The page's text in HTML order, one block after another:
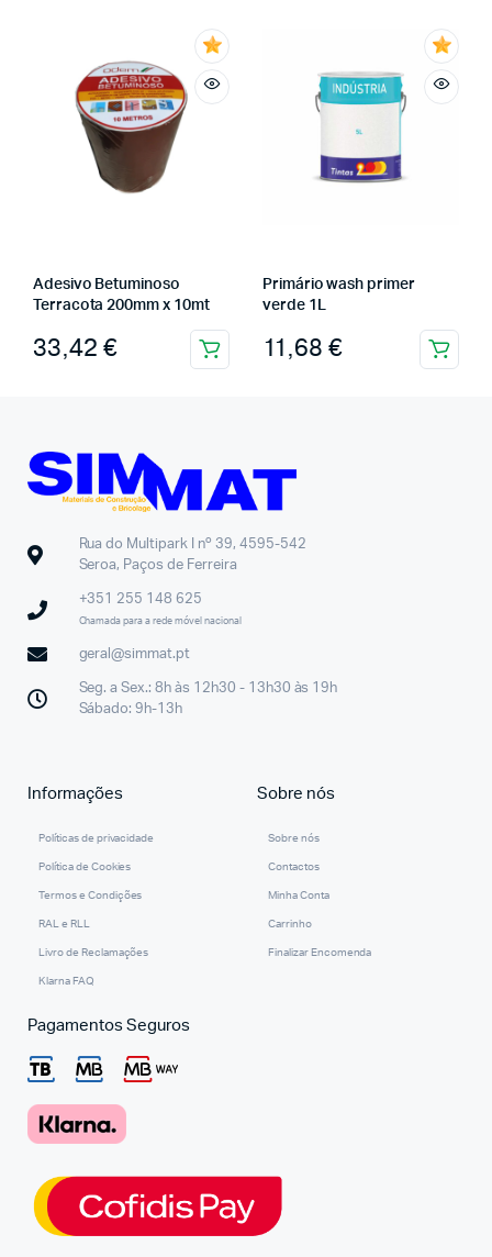
Adesivo Betuminoso
Terracota 200mm x 10mt
33,42 €
Primário wash primer
verde 1L
11,68 €
Rua do Multipark I nº 39, 4595-542
Seroa, Paços de Ferreira
+351 255 148 625
Chamada para a rede móvel nacional
geral@simmat.pt
Seg. a Sex.: 8h às 12h30 - 13h30 às 19h
Sábado: 9h-13h
Informações
Políticas de privacidade
Política de Cookies
Termos e Condições
RAL e RLL
Livro de Reclamações
Klarna FAQ
Sobre nós
Sobre nós
Contactos
Minha Conta
Carrinho
Finalizar Encomenda
Pagamentos Seguros